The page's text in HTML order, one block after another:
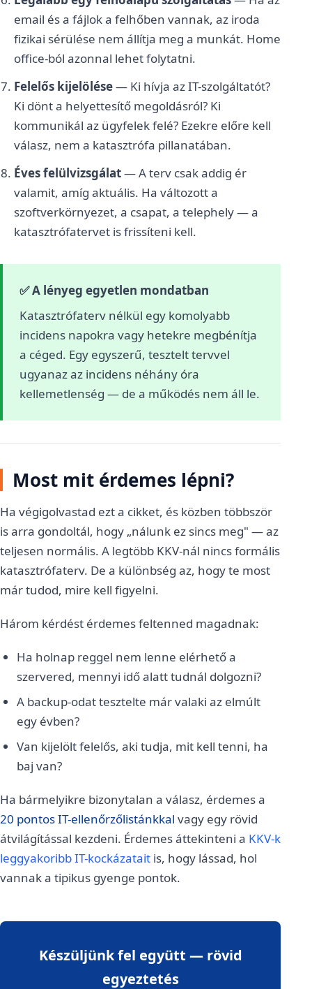
email és a fájlok a felhőben vannak, az iroda
fizikai sérülése nem állítja meg a munkát. Home
office-ból azonnal lehet folytatni.
Felelős kijelölése— Ki hívja az IT-szolgáltatót?
Ki dönt a helyettesítő megoldásról? Ki
kommunikál az ügyfelek felé? Ezekre előre kell
válasz, nem a katasztrófa pillanatában.
Éves felülvizsgálat— A terv csak addig ér
valamit, amíg aktuális. Ha változott a
szoftverkörnyezet, a csapat, a telephely — a
katasztrófatervet is frissíteni kell.
✅ A lényeg egyetlen mondatban
Katasztrófaterv nélkül egy komolyabb
incidens napokra vagy hetekre megbénítja
a céged. Egy egyszerű, tesztelt tervvel
ugyanaz az incidens néhány óra
kellemetlenség — de a működés nem áll le.
Most mit érdemes lépni?
Ha végigolvastad ezt a cikket, és közben többször
is arra gondoltál, hogy „nálunk ez sincs meg" — az
teljesen normális. A legtöbb KKV-nál nincs formális
katasztrófaterv. De a különbség az, hogy te most
már tudod, mire kell figyelni.
Három kérdést érdemes feltenned magadnak:
Ha holnap reggel nem lenne elérhető a
szervered, mennyi idő alatt tudnál dolgozni?
A backup-odat tesztelte már valaki az elmúlt
egy évben?
Van kijelölt felelős, aki tudja, mit kell tenni, ha
baj van?
Ha bármelyikre bizonytalan a válasz, érdemes a
20 pontos IT-ellenőrzőlistánkkal vagy egy rövid
átvilágítással kezdeni. Érdemes áttekinteni a KKV-k
leggyakoribb IT-kockázatait is, hogy lássad, hol
vannak a tipikus gyenge pontok.
Készüljünk fel együtt — rövid
egyeztetés